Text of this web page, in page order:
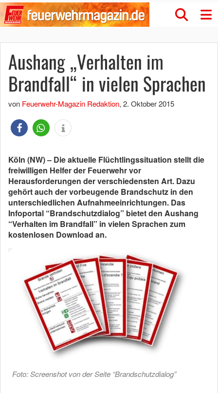
Aushang „Verhalten im
Brandfall“ in vielen Sprachen
von Feuerwehr-Magazin Redaktion, 2. Oktober 2015
Köln (NW) – Die aktuelle Flüchtlingssituation stellt die
freiwilligen Helfer der Feuerwehr vor
Herausforderungen der verschiedensten Art. Dazu
gehört auch der vorbeugende Brandschutz in den
unterschiedlichen Aufnahmeeinrichtungen. Das
Infoportal “Brandschutzdialog” bietet den Aushang
“Verhalten im Brandfall” in vielen Sprachen zum
kostenlosen Download an.
Foto: Screenshot von der Seite “Brandschutzdialog”